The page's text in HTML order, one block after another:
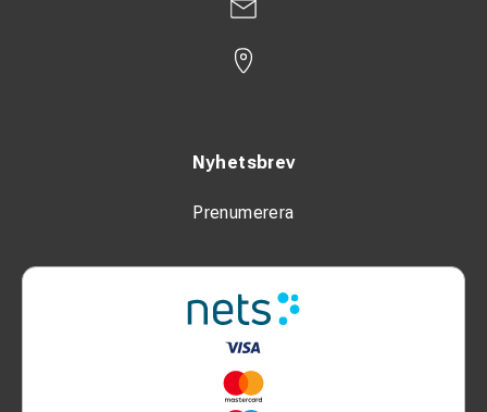
Nyhetsbrev
Prenumerera